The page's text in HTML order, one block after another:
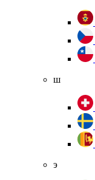
ш
э